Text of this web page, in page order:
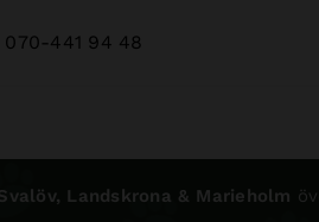
070-441 94 48
Landskrona & Marieholm